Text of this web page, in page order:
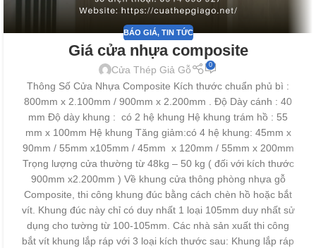
BÁO GIÁ, TIN TỨC
Giá cửa nhựa composite
Cửa Thép Giả Gỗ 0
Thông Số Cửa Nhựa Composite Kích thước chuẩn phủ bì :
800mm x 2.100mm / 900mm x 2.200mm . Độ Dày cánh : 40
mm Độ dày khung : có 2 hệ khung Hệ khung trám hồ : 55
mm x 100mm Hệ khung Tăng giảm:có 4 hệ khung: 45mm x
90mm / 55mm x105mm / 45mm x 120mm / 55mm x 200mm
Trọng lượng cửa thường từ 48kg – 50 kg ( đối với kích thước
900mm x2.200mm ) Về khung cửa thông phòng nhựa gỗ
Composite, thi công khung đúc bằng cách chèn hồ hoặc bắt
vít. Khung đúc này chỉ có duy nhất 1 loại 105mm duy nhất sử
dụng cho tường từ 100-105mm. Các nhà sản xuất thi công
bắt vít khung lắp ráp với 3 loại kích thước sau: Khung lắp ráp